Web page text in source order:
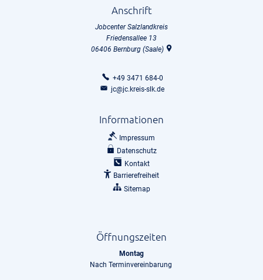
Anschrift
Jobcenter Salzlandkreis
Friedensallee 13
06406 Bernburg (Saale)
+49 3471 684-0
jc@jc.kreis-slk.de
Informationen
Impressum
Datenschutz
Kontakt
Barrierefreiheit
Sitemap
Öffnungszeiten
Montag
Nach Terminvereinbarung